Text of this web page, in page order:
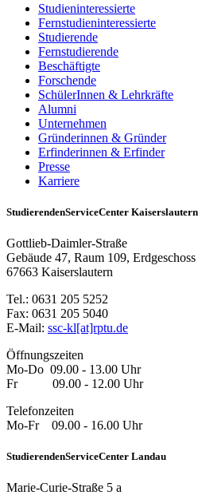
Studieninteressierte
Fernstudieninteressierte
Studierende
Fernstudierende
Beschäftigte
Forschende
SchülerInnen & Lehrkräfte
Alumni
Unternehmen
Gründerinnen & Gründer
Erfinderinnen & Erfinder
Presse
Karriere
StudierendenServiceCenter Kaiserslautern
Gottlieb-Daimler-Straße
Gebäude 47, Raum 109, Erdgeschoss
67663 Kaiserslautern
Tel.: 0631 205 5252
Fax: 0631 205 5040
E-Mail: ssc-kl[at]rptu.de
Öffnungszeiten
Mo-Do 09.00 - 13.00 Uhr
Fr 09.00 - 12.00 Uhr
Telefonzeiten
Mo-Fr 09.00 - 16.00 Uhr
StudierendenServiceCenter Landau
Marie-Curie-Straße 5 a